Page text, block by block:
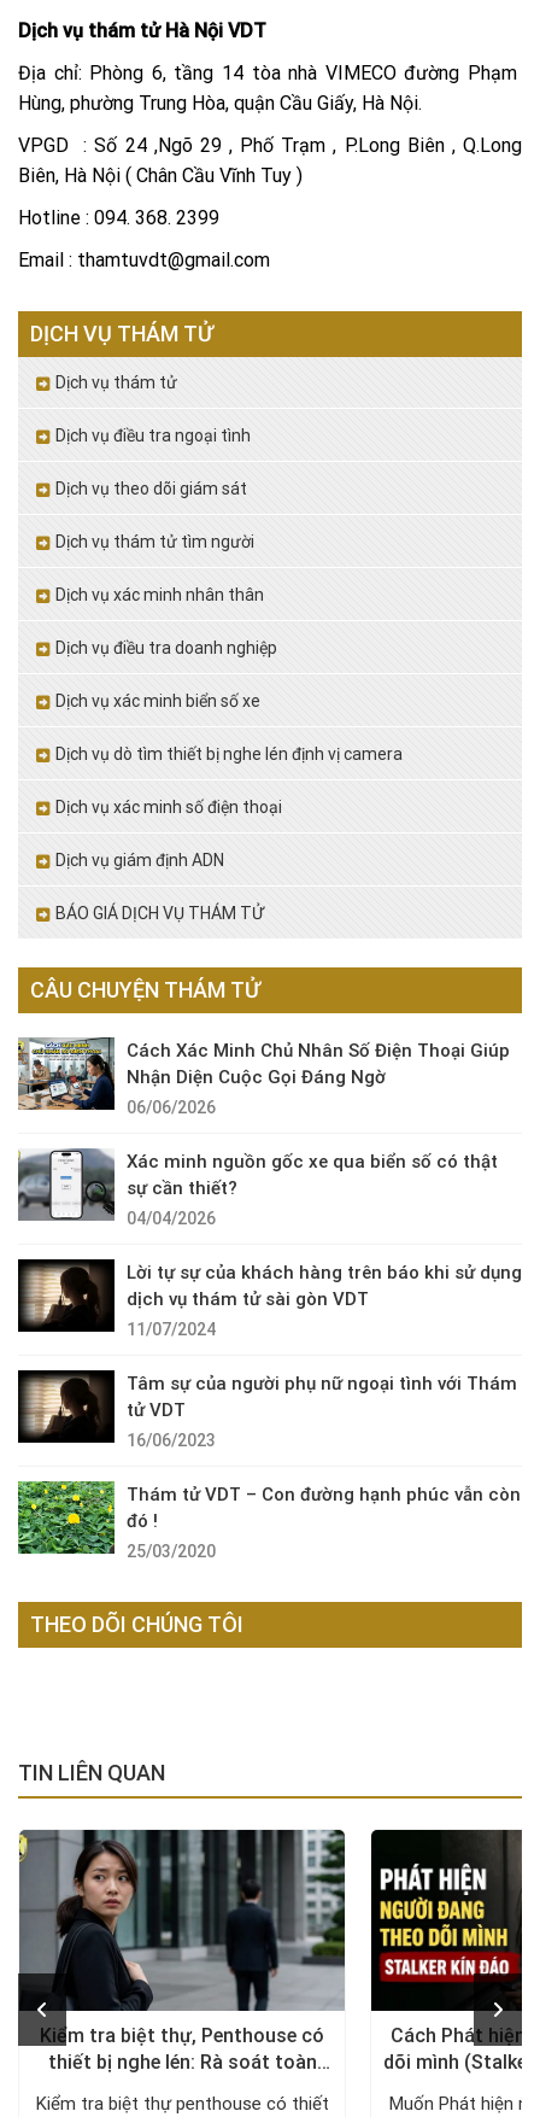
Dịch vụ thám tử Hà Nội VDT
Địa chỉ: Phòng 6, tầng 14 tòa nhà VIMECO đường Phạm
Hùng, phường Trung Hòa, quận Cầu Giấy, Hà Nội.
VPGD : Số 24 ,Ngõ 29 , Phố Trạm , P.Long Biên , Q.Long
Biên, Hà Nội ( Chân Cầu Vĩnh Tuy )
Hotline : 094. 368. 2399
Email : thamtuvdt@gmail.com
DỊCH VỤ THÁM TỬ
Dịch vụ thám tử
Dịch vụ điều tra ngoại tình
Dịch vụ theo dõi giám sát
Dịch vụ thám tử tìm người
Dịch vụ xác minh nhân thân
Dịch vụ điều tra doanh nghiệp
Dịch vụ xác minh biển số xe
Dịch vụ dò tìm thiết bị nghe lén định vị camera
Dịch vụ xác minh số điện thoại
Dịch vụ giám định ADN
BÁO GIÁ DỊCH VỤ THÁM TỬ
CÂU CHUYỆN THÁM TỬ
Cách Xác Minh Chủ Nhân Số Điện Thoại Giúp
Nhận Diện Cuộc Gọi Đáng Ngờ
06/06/2026
Xác minh nguồn gốc xe qua biển số có thật
sự cần thiết?
04/04/2026
Lời tự sự của khách hàng trên báo khi sử dụng
dịch vụ thám tử sài gòn VDT
11/07/2024
Tâm sự của người phụ nữ ngoại tình với Thám
tử VDT
16/06/2023
Thám tử VDT – Con đường hạnh phúc vẫn còn
đó !
25/03/2020
THEO DÕI CHÚNG TÔI
TIN LIÊN QUAN
Kiểm tra biệt thự, Penthouse có
thiết bị nghe lén: Rà soát toàn
diện, trả lại không gian riêng tư
Kiểm tra biệt thự penthouse có thiết
Cách Phát hiện
dõi mình
Muốn Phát hiện